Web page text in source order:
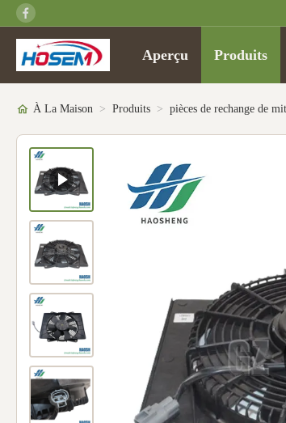
Aperçu Produits
À La Maison > Produits > pièces de rechange de